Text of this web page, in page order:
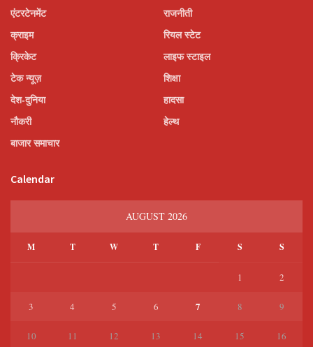
एंटरटेनमेंट
क्राइम
क्रिकेट
टेक न्यूज़
देश-दुनिया
नौकरी
बाजार समाचार
राजनीती
रियल स्टेट
लाइफ स्टाइल
शिक्षा
हादसा
हेल्थ
Calendar
AUGUST 2026
M T W T F S S
1 2
3 4 5 6 7 8 9
10 11 12 13 14 15 16